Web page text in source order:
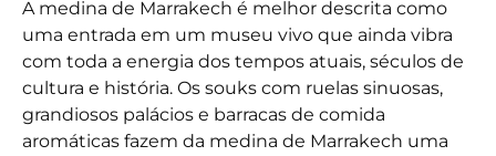
A medina de Marrakech é melhor descrita como
uma entrada em um museu vivo que ainda vibra
com toda a energia dos tempos atuais, séculos de
cultura e história. Os souks com ruelas sinuosas,
grandiosos palácios e barracas de comida
aromáticas fazem da medina de Marrakech uma